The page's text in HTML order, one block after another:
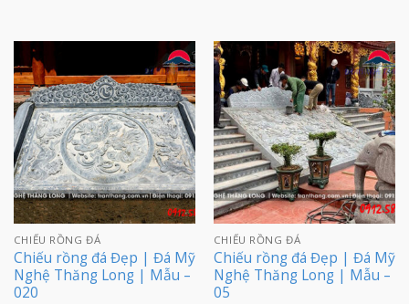
CHIẾU RỒNG ĐÁ
Chiếu rồng đá Đẹp | Đá Mỹ
Nghệ Thăng Long | Mẫu –
020
CHIẾU RỒNG ĐÁ
Chiếu rồng đá Đẹp | Đá Mỹ
Nghệ Thăng Long | Mẫu –
05